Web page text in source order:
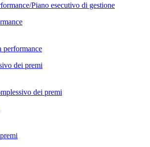
Piano esecutivo di gestione
performance
dei premi
dei premi